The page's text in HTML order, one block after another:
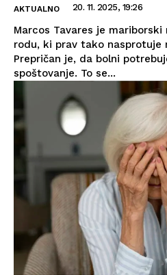
AKTUALNO 20. 11. 2025, 19:26
Marcos Tavares je
rodu, ki prav tako nasprotuje
Prepričan je, da bolni
spoštovanje. To se...